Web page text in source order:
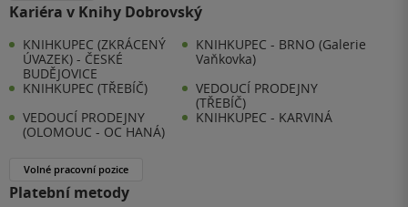
Kariéra v Knihy Dobrovský
KNIHKUPEC (ZKRÁCENÝ
ÚVAZEK) - ČESKÉ
BUDĚJOVICE
KNIHKUPEC - BRNO (Galerie
Vaňkovka)
KNIHKUPEC (TŘEBÍČ)
VEDOUCÍ PRODEJNY
(TŘEBÍČ)
VEDOUCÍ PRODEJNY
(OLOMOUC - OC HANÁ)
KNIHKUPEC - KARVINÁ
Volné pracovní pozice
Platební metody